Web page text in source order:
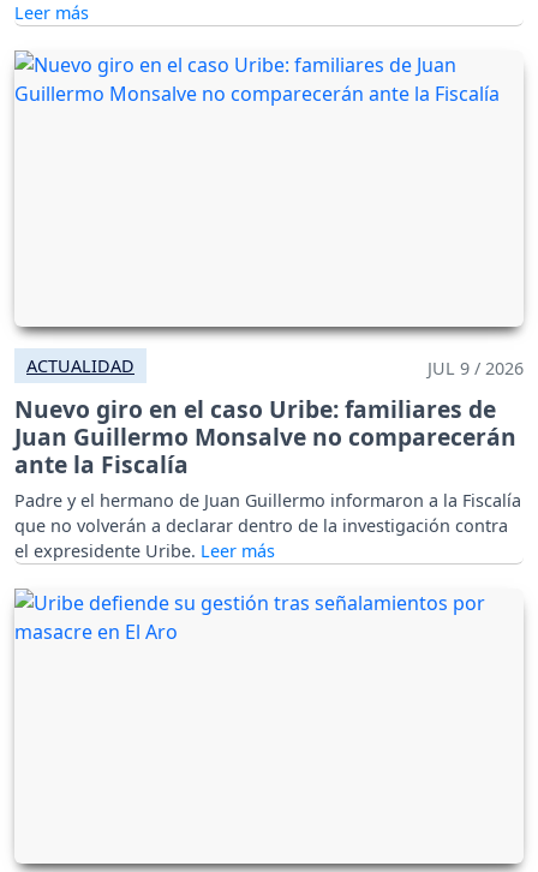
ACTUALIDAD JUL 9 / 2026
Nuevo giro en el caso Uribe: familiares de
Juan Guillermo Monsalve no comparecerán
ante la Fiscalía
Padre y el hermano de Juan Guillermo informaron a la Fiscalía
que no volverán a declarar dentro de la investigación contra
el expresidente Uribe.